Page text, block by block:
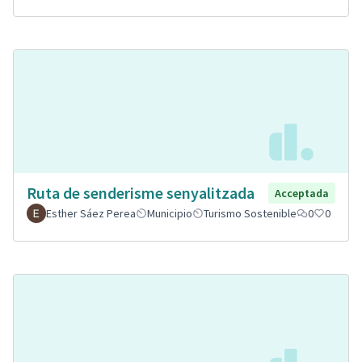
Ruta de senderisme senyalitzada
Acceptada
Esther Sáez Perea
Municipio Turismo Sostenible 0 0